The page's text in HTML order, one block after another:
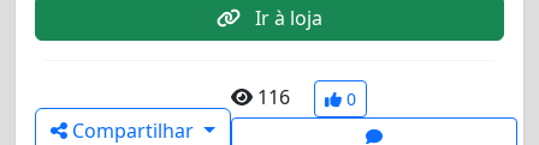
Ir à loja
Compartilhar
116 0